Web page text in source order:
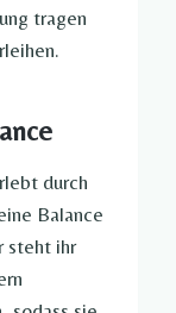
tragen
durch
Balance
steht ihr